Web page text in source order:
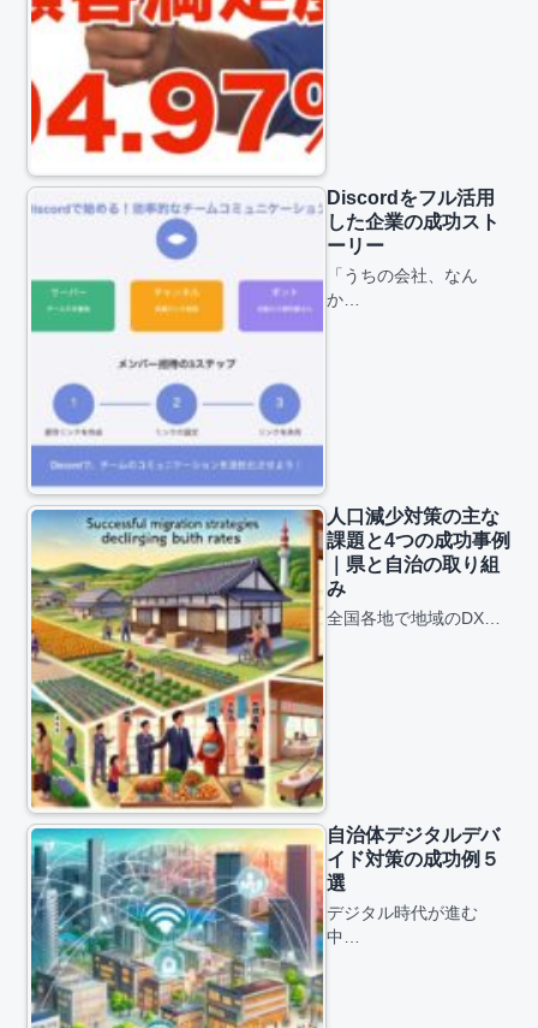
Discordをフル活用
した企業の成功スト
ーリー
「うちの会社、なん
か…
人口減少対策の主な
課題と4つの成功事例
｜県と自治の取り組
み
全国各地で地域のDX…
自治体デジタルデバ
イド対策の成功例５
選
デジタル時代が進む
中…